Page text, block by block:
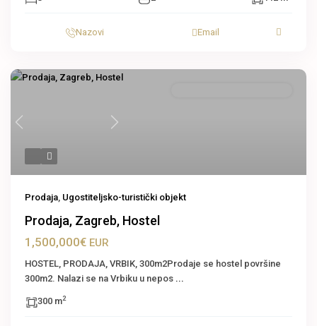
Nazovi Email
Previous Next
Prodaja, Ugostiteljsko-turistički objekt
Prodaja, Zagreb, Hostel
1,500,000€ EUR
HOSTEL, PRODAJA, VRBIK, 300m2Prodaje se hostel površine
300m2. Nalazi se na Vrbiku u nepos ...
300 m2